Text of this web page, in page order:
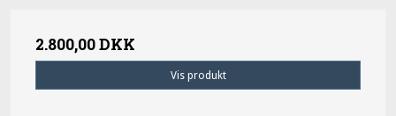
2.800,00 DKK
Vis produkt